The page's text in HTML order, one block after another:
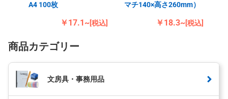
A4 100枚
￥17.1~[税込]
マチ140×高さ260mm）
￥18.3~[税込]
商品カテゴリー
文房具・事務用品